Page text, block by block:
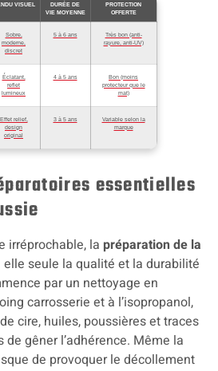
VISUEL
DURÉE DE
VIE MOYENNE
PROTECTION
OFFERTE
Sobre,
moderne,
discret
5 à 6 ans
Très bon (anti-
rayure, anti-UV)
Éclatant,
reflet
lumineux
4 à 5 ans
Bon (moins
protecteur que le
mat)
Effet relief,
design
original
3 à 5 ans
Variable selon la
marque
essentielles
irréprochable, la préparation de la
seule la qualité et la durabilité
par un nettoyage en
carrosserie et à l’isopropanol,
cire, huiles, poussières et traces
gêner l’adhérence. Même la
de provoquer le décollement